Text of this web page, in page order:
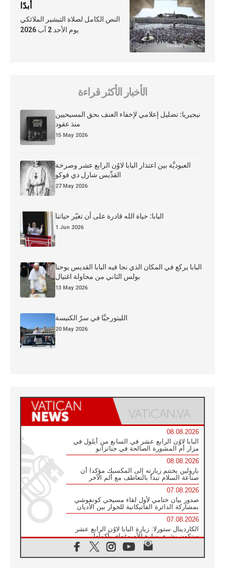
أبدًا
النص الكامل لصلاة التبشير الملائكي
يوم الأحد 2 آب 2026
الأخبار الأكثر قراءة
نيجيريا: تضليل إعلامي لإخفاء العنف بحق المسيحيين
منذ عقود
15 May 2026
العبوديَّة بين اعتذار البابا لاوُن الرابع عشر وصرخة
القدِّيس شارل دي فوكو
27 May 2026
البابا: حياة الله قادرة على أن تغيّر حياتنا
1 Jun 2026
البابا يركع في المكان الذي نجا فيه البابا القديس يوحنا
بولس الثاني من محاولة اغتيال
13 May 2026
الليتورجيَّا في سرّ الكنيسة
20 May 2026
08.08.2026
البابا لاوُن الرابع عشر في السابع من أيلول في
مزار أم المشورة الصالحة في جناتزانو
08.08.2026
بارولين يختتم زيارته إلى المكسيك مؤكدا أن
صناعة السلام تبدأ بالتعاطف مع ألم الآخر
07.08.2026
صدور بيان ختامي لأول لقاء مسيحي كونفوشي
بمشاركة الدائرة الفاتيكانية للحوار بين الأديان
07.08.2026
الكاردينال ستورلا: زيارة البابا لاوُن الرابع عشر
ستكون بشرى سارة للأوروغواي بأكملها
الفاتيكان يعلن برنامج الزيارة الرسولية للبابا لاوُن